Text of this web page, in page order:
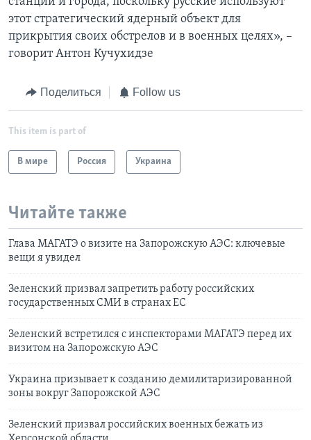
этот стратегический ядерный объект для
прикрытия своих обстрелов и в военных целях», –
говорит Антон Кучухидзе
Поделиться Follow us
This item is part of
В мире Россия Украина
Читайте также
Глава МАГАТЭ о визите на Запорожскую АЭС: ключевые
вещи я увидел
Зеленский призвал запретить работу российских
государственных СМИ в странах ЕС
Зеленский встретился с инспекторами МАГАТЭ перед их
визитом на Запорожскую АЭС
Украина призывает к созданию демилитаризированной
зоны вокруг Запорожской АЭС
Зеленский призвал российских военных бежать из